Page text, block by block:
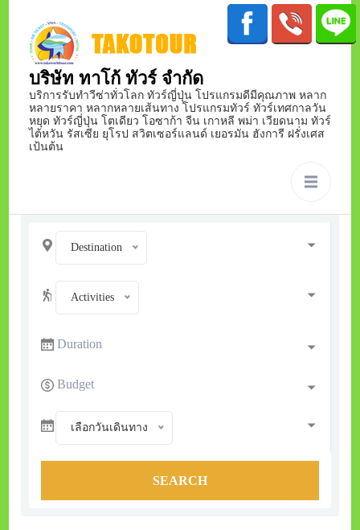
บริษัท ทาโก้ ทัวร์ จำกัด
บริการรับทำวีซ่าทั่วโลก ทัวร์ญี่ปุ่น โปรแกรมดีมีคุณภาพ หลาก
หลายราคา หลากหลายเส้นทาง โปรแกรมทัวร์ ทัวร์เทศกาลวัน
หยุด ทัวร์ญี่ปุ่น โตเดียว โอซาก้า จีน เกาหลี พม่า เวียดนาม ทัวร์
ไต้หวัน รัสเซีย ยุโรป สวิตเซอร์แลนด์ เยอรมัน ฮังการี ฝรั่งเศส
เป้นต้น
Destination
Activities
Duration
Budget
เลือกวันเดินทาง